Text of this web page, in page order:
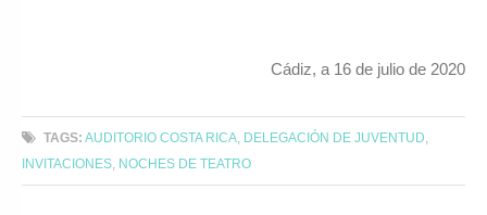
Cádiz, a 16 de julio de 2020
TAGS: AUDITORIO COSTA RICA DELEGACIÓN DE JUVENTUD
INVITACIONES NOCHES DE TEATRO